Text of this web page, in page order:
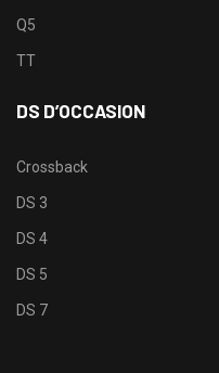
Q5
TT
DS D’OCCASION
Crossback
DS 3
DS 4
DS 5
DS 7